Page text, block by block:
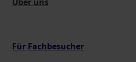
Für Fachbesucher